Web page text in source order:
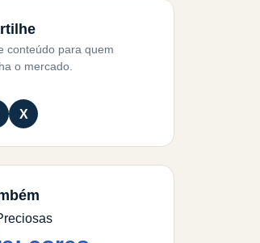
conteúdo para quem
o mercado.
X